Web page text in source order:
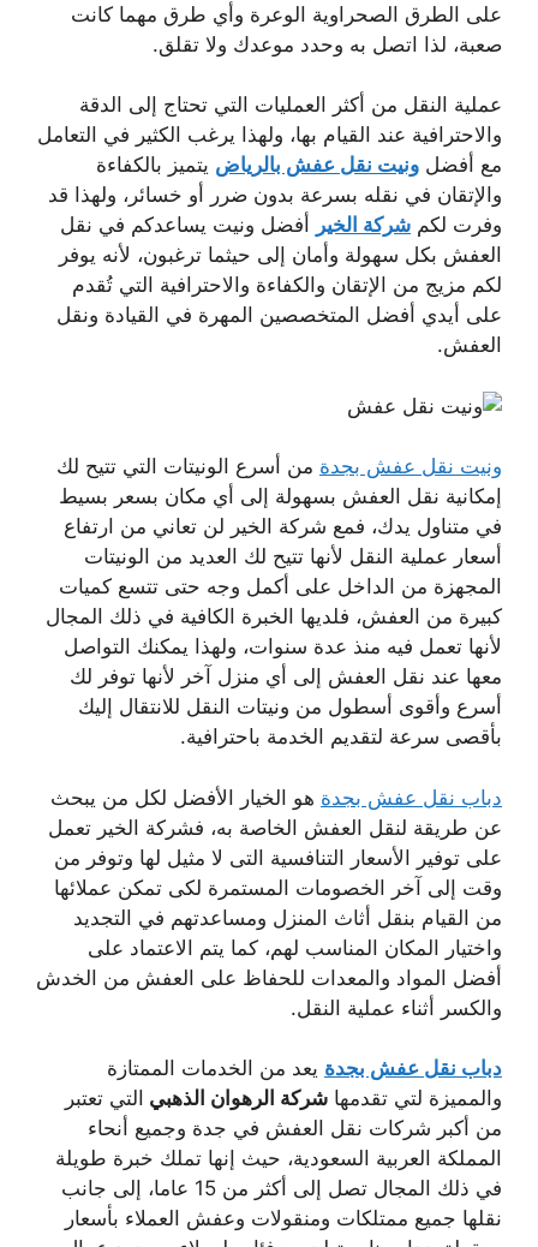
على الطرق الصحراوية الوعرة وأي طرق مهما كانت
صعبة، لذا اتصل به وحدد موعدك ولا تقلق.
عملية النقل من أكثر العمليات التي تحتاج إلى الدقة
والاحترافية عند القيام بها، ولهذا يرغب الكثير في التعامل
مع أفضل ونيت نقل عفش بالرياض يتميز بالكفاءة
والإتقان في نقله بسرعة بدون ضرر أو خسائر، ولهذا قد
وفرت لكم شركة الخير
أفضل ونيت يساعدكم في نقل
العفش بكل سهولة وأمان إلى حيثما ترغبون، لأنه يوفر
لكم مزيج من الإتقان والكفاءة والاحترافية التي تُقدم
على أيدي أفضل المتخصصين المهرة في القيادة ونقل
العفش.
ونيت نقل عفش بجدة من أسرع الونيتات التي تتيح لك
إمكانية نقل العفش بسهولة إلى أي مكان بسعر بسيط
في متناول يدك، فمع شركة الخير لن تعاني من ارتفاع
أسعار عملية النقل لأنها تتيح لك العديد من الونيتات
المجهزة من الداخل على أكمل وجه حتى تتسع كميات
كبيرة من العفش، فلديها الخبرة الكافية في ذلك المجال
لأنها تعمل فيه منذ عدة سنوات، ولهذا يمكنك التواصل
معها عند نقل العفش إلى أي منزل آخر لأنها توفر لك
أسرع وأقوى أسطول من ونيتات النقل للانتقال إليك
بأقصى سرعة لتقديم الخدمة باحترافية.
دباب نقل عفش بجدة هو الخيار الأفضل لكل من يبحث
عن طريقة لنقل العفش الخاصة به، فشركة الخير تعمل
على توفير الأسعار التنافسية التى لا مثيل لها وتوفر من
وقت إلى آخر الخصومات المستمرة لكى تمكن عملائها
من القيام بنقل أثاث المنزل ومساعدتهم في التجديد
واختيار المكان المناسب لهم، كما يتم الاعتماد على
أفضل المواد والمعدات للحفاظ على العفش من الخدش
والكسر أثناء عملية النقل.
دباب نقل عفش بجدة يعد من الخدمات الممتازة
والمميزة لتي تقدمها شركة الرهوان الذهبي التي تعتبر
من أكبر شركات نقل العفش في جدة وجميع أنحاء
المملكة العربية السعودية، حيث إنها تملك خبرة طويلة
في ذلك المجال تصل إلى أكثر من 15 عاما، إلى جانب
نقلها جميع ممتلكات ومنقولات وعفش العملاء بأسعار